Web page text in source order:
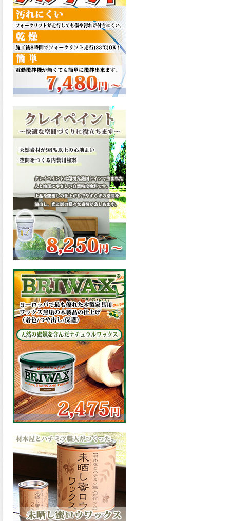
揮、フローン11が新しく販売
開始致しました。ご購入はこ
ちらから。
2026.05.26
コンクリート特有の質感やム
ラ感と溶け合うように広がる
色彩が床と壁を印象的に仕上
げる、アクアカラー デュオト
ーンが新しく販売開始致しま
2026.03.13
滑らかな塗膜は従来の屋根用
塗料と比べ、滑らかな塗膜表
面を形成し、光沢が高く、抜
群の仕上がり性を提供、一液
プレミアムルーフシリコンが
新しく販売開始致しました。
ご購入はこちらから。
2026.03.12
無機顔料の表面を高緻密ダブ
ルシールド層でガードするこ
とにより、ラジカルの発生を
抑制、エスケープレミアムル
ーフSiが新しく販売開始致し
ました。ご購入はこちらか
ら。
2026.03.11
緻密で強靭な無機系塗膜と、
汚れを降雨で洗い流す親水性
の表面効果により優れた低汚
染性を発揮、エスケープレミ
アム無機ルーフが新しく販売
開始致しました。ご購入はこ
ちらから。
2026.03.09
ハケ塗りでの伸びが良く作業
性と仕上がりに優れた合成樹
脂調合ペイント、SDホルスF4
が新しく販売開始致しまし
た。ご購入はこちらから。
2026.03.06
ファインウレタンの使いやす
さで、低汚染形。塗料用シン
ナーで希釈できる、使いやす
さを追求したウレタン樹脂エ
ナメル、低汚染形ファインウ
レタンU100が新しく販売開始
致しました。ご購入はこちら
から。